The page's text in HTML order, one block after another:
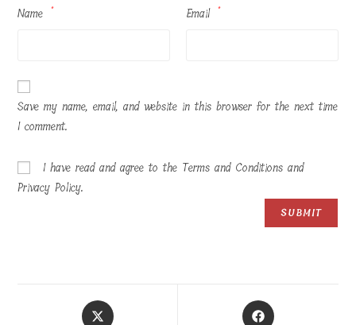
Name * Email *
Save my name, email, and website in this browser for the next time
I comment.
I have read and agree to the Terms and Conditions and
Privacy Policy.
Opens
Opens